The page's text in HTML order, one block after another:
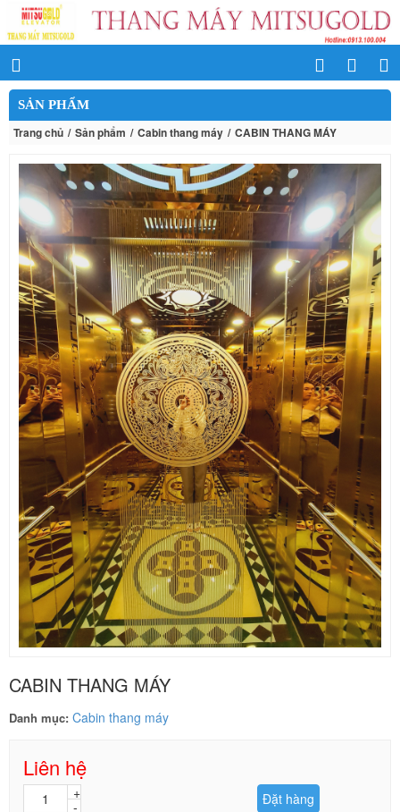
SẢN PHẨM
Trang chủ Sản phẩm Cabin thang máy CABIN THANG MÁY
CABIN THANG MÁY
Danh mục: Cabin thang máy
Liên hệ
Đặt hàng